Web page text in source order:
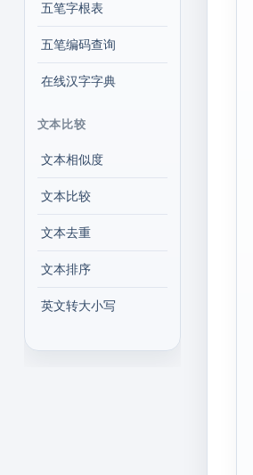
五笔字根表
五笔编码查询
在线汉字字典
文本比较
文本相似度
文本比较
文本去重
文本排序
英文转大小写